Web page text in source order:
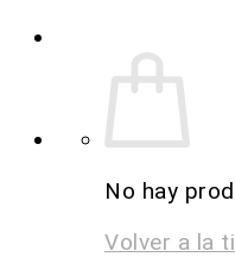
No hay
Volver a la